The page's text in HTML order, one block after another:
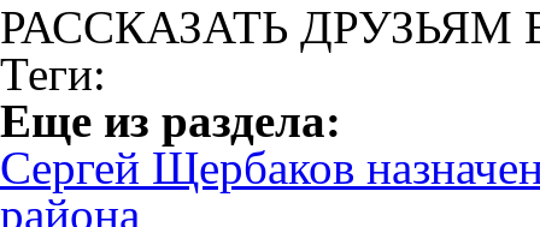
РАССКАЗАТЬ ДРУЗЬЯМ
Теги:
Eще из раздела:
Сергей Щербаков
района